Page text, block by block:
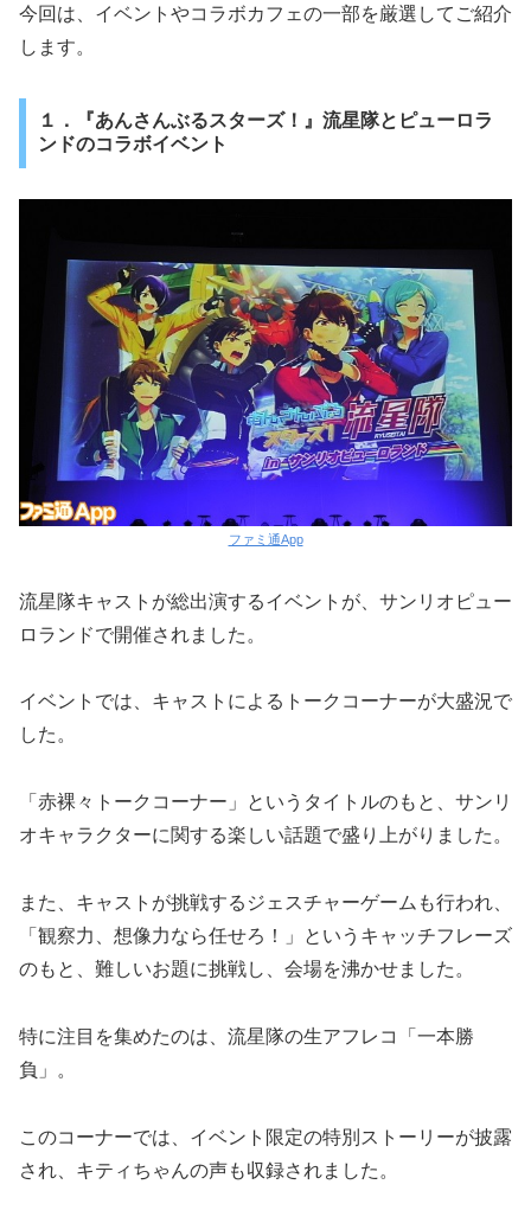
今回は、イベントやコラボカフェの一部を厳選してご紹介
します。
１．『あんさんぶるスターズ！』流星隊とピューロラ
ンドのコラボイベント
ファミ通App
流星隊キャストが総出演するイベントが、サンリオピュー
ロランドで開催されました。
イベントでは、キャストによるトークコーナーが大盛況で
した。
「赤裸々トークコーナー」というタイトルのもと、サンリ
オキャラクターに関する楽しい話題で盛り上がりました。
また、キャストが挑戦するジェスチャーゲームも行われ、
「観察力、想像力なら任せろ！」というキャッチフレーズ
のもと、難しいお題に挑戦し、会場を沸かせました。
特に注目を集めたのは、流星隊の生アフレコ「一本勝
負」。
このコーナーでは、イベント限定の特別ストーリーが披露
され、キティちゃんの声も収録されました。